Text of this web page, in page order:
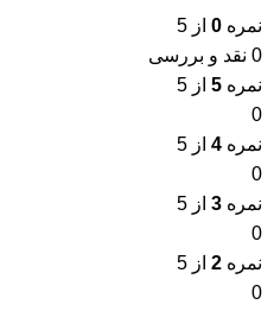
نمره 0 از 5
0 نقد و بررسی
نمره 5 از 5
0
نمره 4 از 5
0
نمره 3 از 5
0
نمره 2 از 5
0